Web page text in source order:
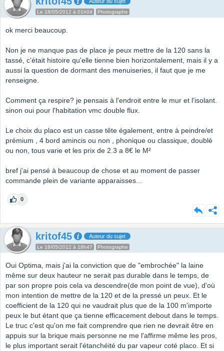
Le 18/05/2012 à 01h04 Photographe
ok merci beaucoup.
Non je ne manque pas de place je peux mettre de la 120 sans la
tassé, c'était histoire qu'elle tienne bien horizontalement, mais il y a
aussi la question de dormant des menuiseries, il faut que je me
renseigne.
Comment ça respire? je pensais à l'endroit entre le mur et l'isolant.
sinon oui pour l'habitation vmc double flux.
Le choix du placo est un casse tête également, entre à peindre/et
prémium , 4 bord amincis ou non , phonique ou classique, doublé
ou non, tous varie et les prix de 2.3 a 8€ le M²
bref j'ai pensé à beaucoup de chose et au moment de passer
commande plein de variante apparaisses...
0
kritof45 Auteur du sujet
Le 18/05/2012 à 18h47 Photographe
Oui Optima, mais j'ai la conviction que de "embrochée" la laine
même sur deux hauteur ne serait pas durable dans le temps, de
par son propre pois cela va descendre(de mon point de vue), d'où
mon intention de mettre de la 120 et de la pressé un peux. Et le
coefficient de la 120 qui ne vaudrait plus que de la 100 m'importe
peux le but étant que ça tienne efficacement debout dans le temps.
Le truc c'est qu'on me fait comprendre que rien ne devrait être en
appuis sur la brique mais personne ne me l'affirme même les pros,
le plus important serait l'étanchéité du par vapeur coté placo. Et si